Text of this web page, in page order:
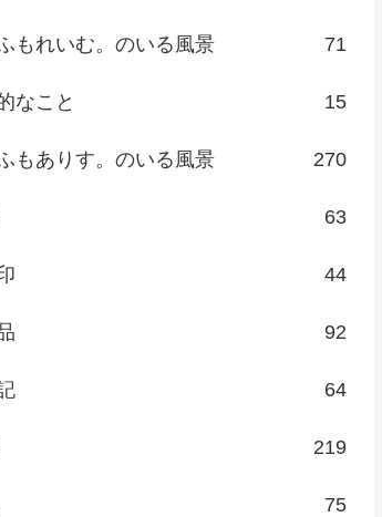
もれいむ。のいる風景 71
なこと 15
もありす。のいる風景 270
63
44
92
64
219
75